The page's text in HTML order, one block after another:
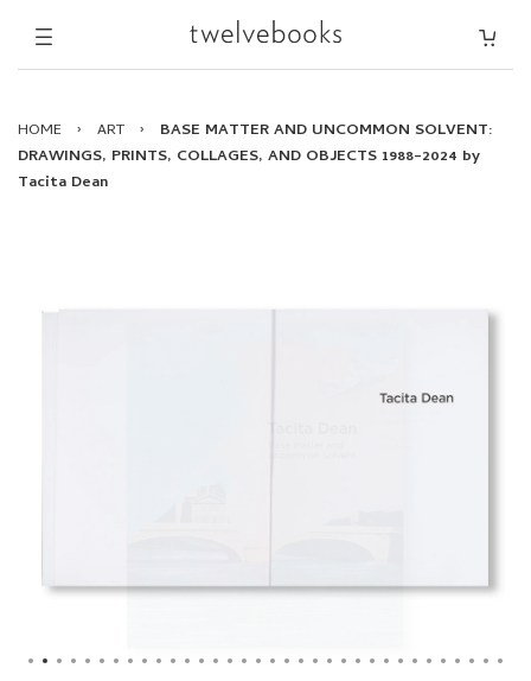
HOME › ART ›
BASE MATTER AND UNCOMMON SOLVENT:
DRAWINGS, PRINTS, COLLAGES, AND OBJECTS 1988–2024 by
Tacita Dean